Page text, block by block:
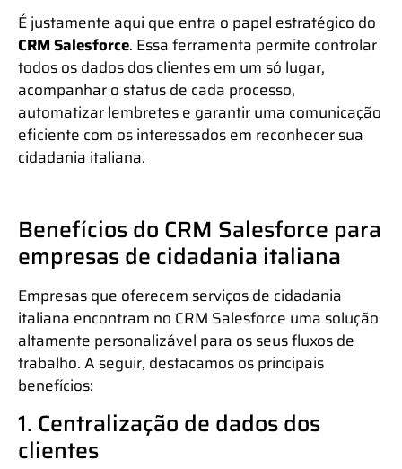
É justamente aqui que entra o papel estratégico do
CRM Salesforce. Essa ferramenta permite controlar
todos os dados dos clientes em um só lugar,
acompanhar o status de cada processo,
automatizar lembretes e garantir uma comunicação
eficiente com os interessados em reconhecer sua
cidadania italiana.
Benefícios do CRM Salesforce para
empresas de cidadania italiana
Empresas que oferecem serviços de cidadania
italiana encontram no CRM Salesforce uma solução
altamente personalizável para os seus fluxos de
trabalho. A seguir, destacamos os principais
benefícios:
1. Centralização de dados dos
clientes